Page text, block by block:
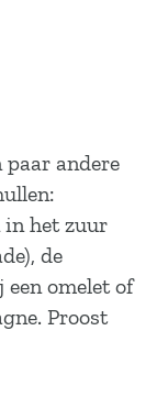
paar andere
in het zuur
de
een omelet of
Proost